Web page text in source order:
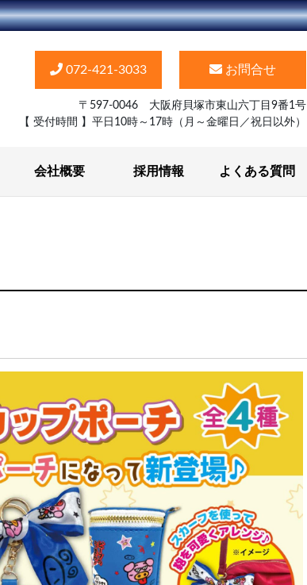
072-421-3033 お問合せ
〒597-0046 大阪府貝塚市東山六丁目9番1号
【 受付時間 】平日10時～17時（月～金曜日／祝日以外）
会社概要 採用情報 よくある質問